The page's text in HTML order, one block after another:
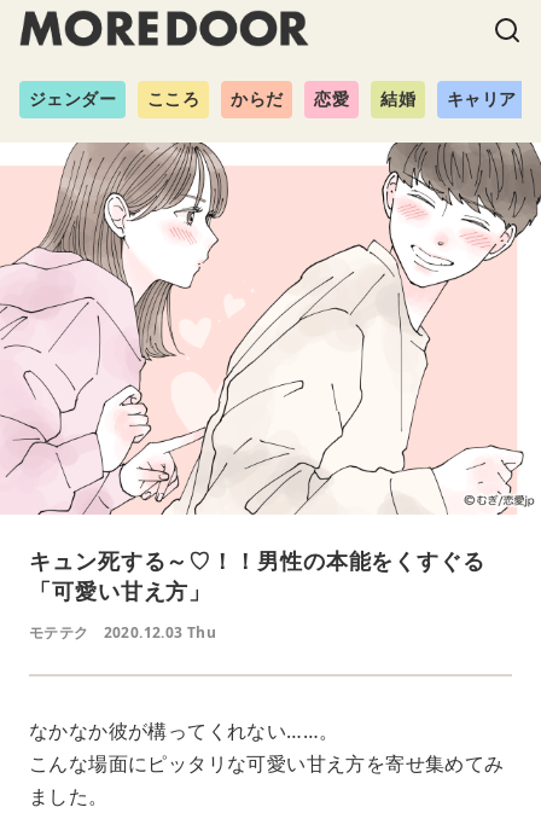
ジェンダー こころ からだ 恋愛 結婚 キャリア
キュン死する～♡！！男性の本能をくすぐる
「可愛い甘え方」
モテテク 2020.12.03 Thu
なかなか彼が構ってくれない……。
こんな場面にピッタリな可愛い甘え方を寄せ集めてみ
ました。